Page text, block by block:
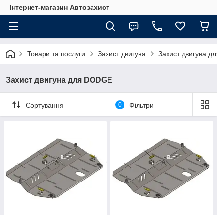
Інтернет-магазин Автозахист
Товари та послуги Захист двигуна Захист двигуна
Захист двигуна для DODGE
Сортування 0 Фільтри